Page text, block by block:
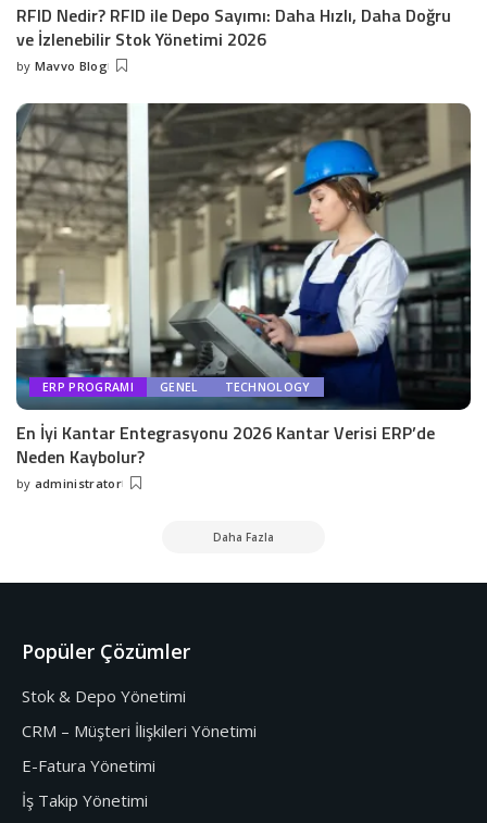
RFID Nedir? RFID ile Depo Sayımı: Daha Hızlı, Daha Doğru
ve İzlenebilir Stok Yönetimi 2026
by Mavvo Blog
ERP PROGRAMI GENEL TECHNOLOGY
En İyi Kantar Entegrasyonu 2026 Kantar Verisi ERP’de
Neden Kaybolur?
by administrator
Daha Fazla
Popüler Çözümler
Stok & Depo Yönetimi
CRM – Müşteri İlişkileri Yönetimi
E-Fatura Yönetimi
İş Takip Yönetimi